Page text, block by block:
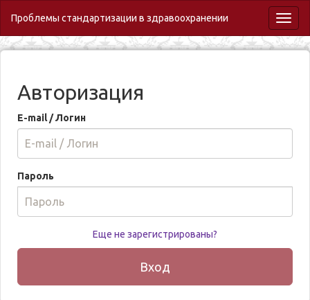
Проблемы стандартизации в здравоохранении
Авторизация
E-mail / Логин
Пароль
Еще не зарегистрированы?
Вход